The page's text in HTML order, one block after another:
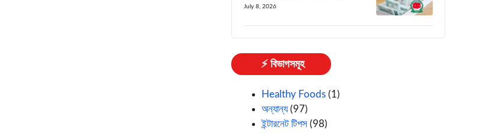
July 8, 2026
⚡ বিভাগসমূহ
Healthy Foods (1)
অন্যান্য(97)
ইন্টারনেট টিপস (98)